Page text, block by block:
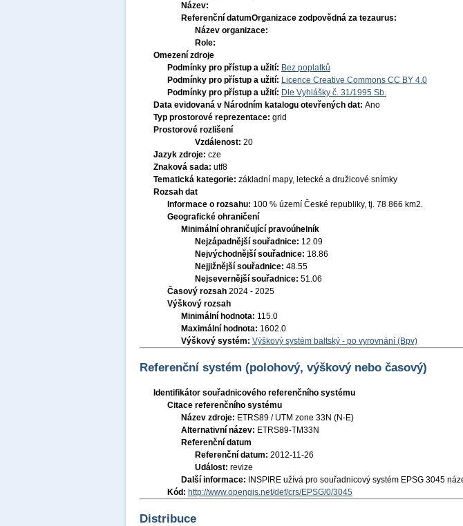
Název:
Referenční datumOrganizace zodpovědná za tezaurus:
Název organizace:
Role:
Omezení zdroje
Podmínky pro přístup a užití: Bez poplatků
Podmínky pro přístup a užití: Licence Creative Commons CC BY 4.0
Podmínky pro přístup a užití: Dle Vyhlášky č. 31/1995 Sb.
Data evidovaná v Národním katalogu otevřených dat: Ano
Typ prostorové reprezentace: grid
Prostorové rozlišení
Vzdálenost: 20
Jazyk zdroje: cze
Znaková sada: utf8
Tematická kategorie: základní mapy, letecké a družicové snímky
Rozsah dat
Informace o rozsahu: 100 % území České republiky, tj. 78 866 km2.
Geografické ohraničení
Minimální ohraničující pravoúhelník
Nejzápadnější souřadnice: 12.09
Nejvýchodnější souřadnice: 18.86
Nejjižnější souřadnice: 48.55
Nejsevernější souřadnice: 51.06
Časový rozsah 2024 - 2025
Výškový rozsah
Minimální hodnota: 115.0
Maximální hodnota: 1602.0
Výškový systém: Výškový systém baltský - po vyrovnání (Bpv)
Referenční systém (polohový, výškový nebo časový)
Identifikátor souřadnicového referenčního systému
Citace referenčního systému
Název zdroje: ETRS89 / UTM zone 33N (N-E)
Alternativní název: ETRS89-TM33N
Referenční datum
Referenční datum: 2012-11-26
Událost: revize
Další informace:
INSPIRE užívá pro souřadnicový systém EPSG 3045
Kód: http://www.opengis.net/def/crs/EPSG/0/3045
Distribuce